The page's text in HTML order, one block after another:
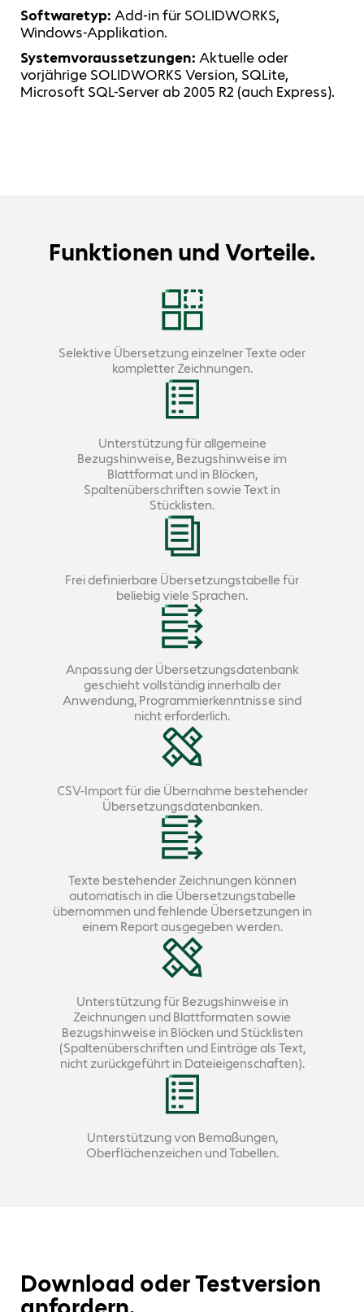
Softwaretyp: Add-in für SOLIDWORKS,
Windows-Applikation.
Systemvoraussetzungen: Aktuelle oder
vorjährige SOLIDWORKS Version, SQLite,
Microsoft SQL-Server ab 2005 R2 (auch Express).
Funktionen und Vorteile.
Selektive Übersetzung einzelner Texte oder
kompletter Zeichnungen.
Unterstützung für allgemeine
Bezugshinweise, Bezugshinweise im
Blattformat und in Blöcken,
Spaltenüberschriften sowie Text in
Stücklisten.
Frei definierbare Übersetzungstabelle für
beliebig viele Sprachen.
Anpassung der Übersetzungsdatenbank
geschieht vollständig innerhalb der
Anwendung, Programmierkenntnisse sind
nicht erforderlich.
CSV-Import für die Übernahme bestehender
Übersetzungsdatenbanken.
Texte bestehender Zeichnungen können
automatisch in die Übersetzungstabelle
übernommen und fehlende Übersetzungen in
einem Report ausgegeben werden.
Unterstützung für Bezugshinweise in
Zeichnungen und Blattformaten sowie
Bezugshinweise in Blöcken und Stücklisten
(Spaltenüberschriften und Einträge als Text,
nicht zurückgeführt in Dateieigenschaften).
Unterstützung von Bemaßungen,
Oberflächenzeichen und Tabellen.
Download oder Testversion